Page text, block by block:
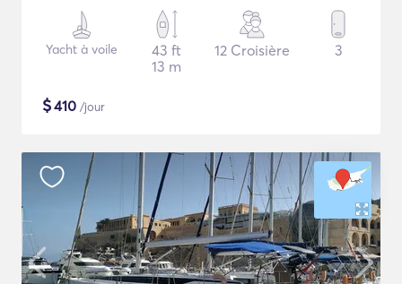
Yacht à voile
43 ft
13 m
12 Croisière 3
$410 /jour